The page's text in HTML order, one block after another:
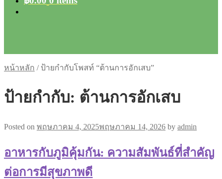
หน้าหลัก / ป้ายกำกับโพสท์ “ต้านการอักเสบ”
ป้ายกำกับ: ต้านการอักเสบ
Posted on พฤษภาคม 4, 2025พฤษภาคม 14, 2026 by admin
อาหารกับภูมิคุ้มกัน: ความสัมพันธ์ที่สำคัญ
ต่อการมีสุขภาพดี